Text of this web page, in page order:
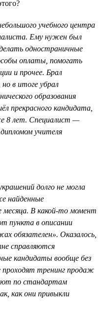
учебного центра
Ему нужен был
одностраничные
оплаты, помогать
и прочее. Брал
в итоге убрал
образования
прекрасного кандидата,
8 лет. Специалист —
учителя
долго не могла
найденные
месяца. В какой-то момент
пункта в описании
обязателен». Оказалось,
справляются
кандидаты вообще без
тренинг продаж
по стандартам
как они привыкли